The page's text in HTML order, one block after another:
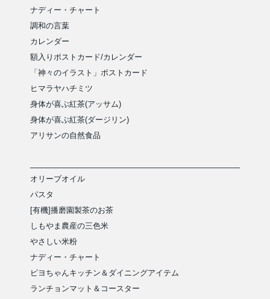
ナディー・チャート
調和の言葉
カレンダー
額入りポストカード/カレンダー
「神々のイラスト」ポストカード
ヒマラヤハチミツ
身体が喜ぶ紅茶(アッサム)
身体が喜ぶ紅茶(ダージリン)
アリサンの自然食品
オリーブオイル
パスタ
[有機]播磨園製茶のお茶
しもやま農産の三色米
やさしい米粉
ナディー・チャート
ピヨちゃんキッチン＆ダイニングアイテム
ランチョンマット＆コースター